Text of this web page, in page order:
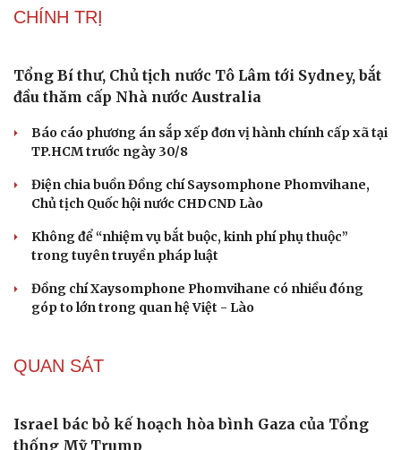
Thực hư việc Mỹ cạn kiệt kho tên lửa đắt tiền
Lý do ông Trump được xem là tư lệnh chiến lược hiệu
quả
Chiến lược lợi hại của Iran nhằm làm suy yếu Mỹ và Tổng
thống Trump
Chuyện gì sẽ xảy ra nếu phát xít Đức xâm lược Anh vào
năm 1940?
Trump từng rất cả quyết?